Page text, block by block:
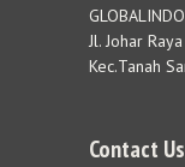
Jl. Johar
Kec.Tanah
Contact Us